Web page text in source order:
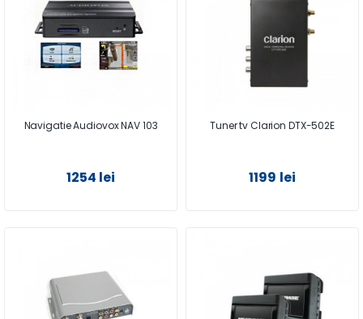
Navigatie Audiovox NAV 103
1254 lei
Tuner tv Clarion DTX-502E
1199 lei